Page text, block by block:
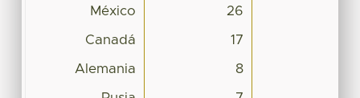
México 26
Canadá 17
Alemania 8